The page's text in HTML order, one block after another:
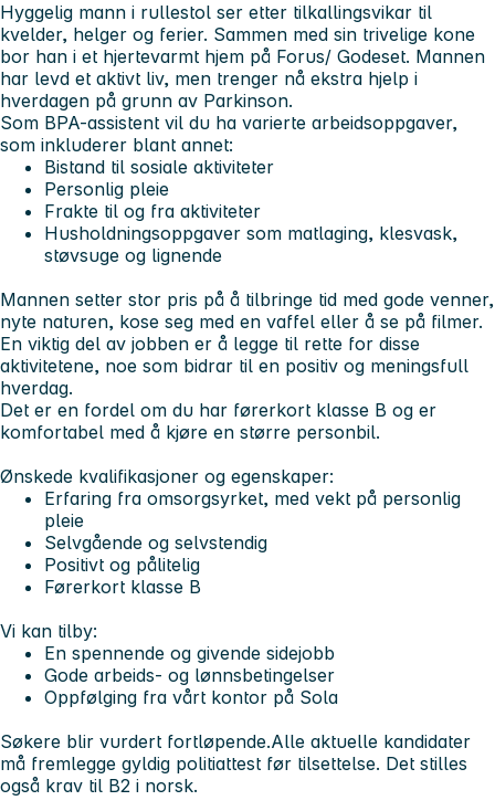
Hyggelig mann i rullestol ser etter tilkallingsvikar til
kvelder, helger og ferier. Sammen med sin trivelige kone
bor han i et hjertevarmt hjem på Forus/ Godeset. Mannen
har levd et aktivt liv, men trenger nå ekstra hjelp i
hverdagen på grunn av Parkinson.
Som BPA-assistent vil du ha varierte arbeidsoppgaver,
som inkluderer blant annet:
Bistand til sosiale aktiviteter
Personlig pleie
Frakte til og fra aktiviteter
Husholdningsoppgaver som matlaging, klesvask,
støvsuge og lignende
Mannen setter stor pris på å tilbringe tid med gode venner,
nyte naturen, kose seg med en vaffel eller å se på filmer.
En viktig del av jobben er å legge til rette for disse
aktivitetene, noe som bidrar til en positiv og meningsfull
hverdag.
Det er en fordel om du har førerkort klasse B og er
komfortabel med å kjøre en større personbil.
Ønskede kvalifikasjoner og egenskaper:
Erfaring fra omsorgsyrket, med vekt på personlig
pleie
Selvgående og selvstendig
Positivt og pålitelig
Førerkort klasse B
Vi kan tilby:
En spennende og givende sidejobb
Gode arbeids- og lønnsbetingelser
Oppfølging fra vårt kontor på Sola
Søkere blir vurdert fortløpende.Alle aktuelle kandidater
må fremlegge gyldig politiattest før tilsettelse. Det stilles
også krav til B2 i norsk.